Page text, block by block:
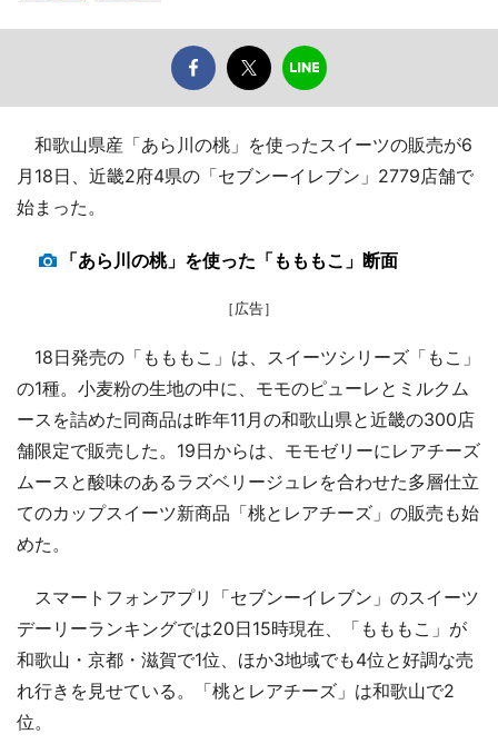
和歌山県産「あら川の桃」を使ったスイーツの販売が6
月18日、近畿2府4県の「セブンーイレブン」2779店舗で
始まった。
「あら川の桃」を使った「もももこ」断面
［広告］
18日発売の「もももこ」は、スイーツシリーズ「もこ」
の1種。小麦粉の生地の中に、モモのピューレとミルクム
ースを詰めた同商品は昨年11月の和歌山県と近畿の300店
舗限定で販売した。19日からは、モモゼリーにレアチーズ
ムースと酸味のあるラズベリージュレを合わせた多層仕立
てのカップスイーツ新商品「桃とレアチーズ」の販売も始
めた。
スマートフォンアプリ「セブンーイレブン」のスイーツ
デーリーランキングでは20日15時現在、「もももこ」が
和歌山・京都・滋賀で1位、ほか3地域でも4位と好調な売
れ行きを見せている。「桃とレアチーズ」は和歌山で2
位。